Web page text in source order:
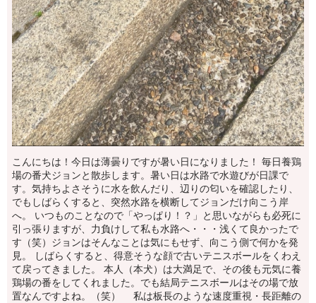
こんにちは！今日は薄曇りですが暑い日になりました！ 毎日養鶏
場の番犬ジョンと散歩します。暑い日は水路で水遊びが日課で
す。気持ちよさそうに水を飲んだり、辺りの匂いを確認したり、
でもしばらくすると、突然水路を横断してジョンだけ向こう岸
へ。 いつものことなので「やっぱり！？」と思いながらも必死に
引っ張りますが、力負けして私も水路へ・・・浅くて良かったで
す（笑）ジョンはそんなことは気にもせず、向こう側で何かを発
見。 しばらくすると、得意そうな顔で古いテニスボールをくわえ
て戻ってきました。 本人（本犬）は大満足で、その後も元気に養
鶏場の番をしてくれました。でも結局テニスボールはその場で放
置なんですよね。（笑） 私は板長のような速度重視・長距離の